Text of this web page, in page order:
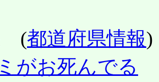
(都道府県情報)
がお死んでる